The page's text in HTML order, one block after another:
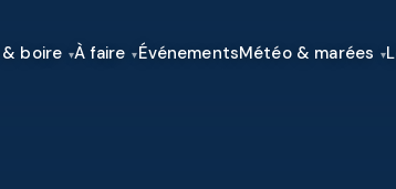
boire À faire ÉvénementsMétéo & marées